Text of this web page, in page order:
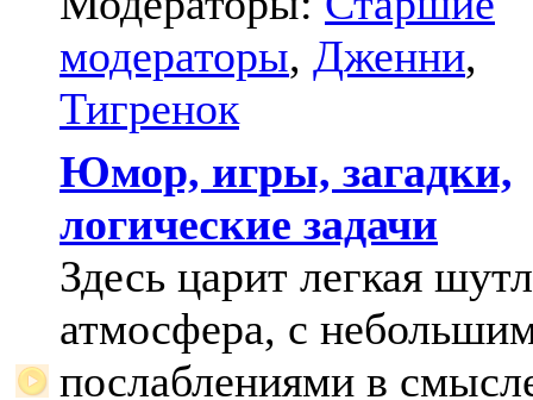
модераторы, Дженни,
Тигренок
Юмор, игры, загадки,
логические задачи
Здесь царит легкая
атмосфера, с
послаблениями в